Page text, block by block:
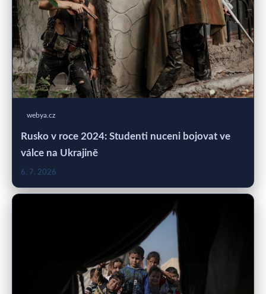
webya.cz
Rusko v roce 2024: Studenti nuceni bojovat ve
válce na Ukrajině
6. 7. 2026